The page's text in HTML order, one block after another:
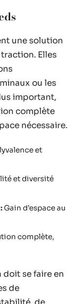
une solution
Elles
ou les
important,
complète
nécessaire.
et
et diversité
Gain d’espace au
complète,
doit se faire en
de